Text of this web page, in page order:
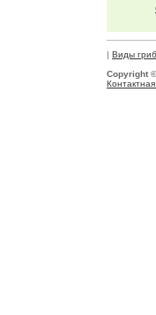
| Виды
Copyright